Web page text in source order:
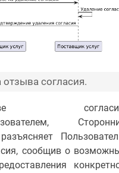
согласия.
сообщив о